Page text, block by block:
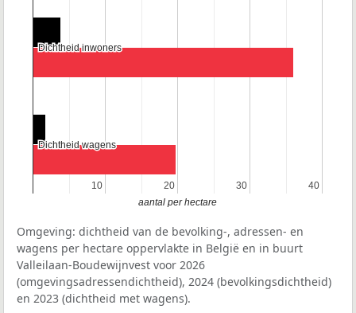
10
10 20
20 30
30 40
40
Dichtheid inwoners
Dichtheid inwoners
Dichtheid wagens
Dichtheid wagens
aantal per hectare
Omgeving: dichtheid van de bevolking-, adressen- en
wagens per hectare oppervlakte in België en in buurt
Valleilaan-Boudewijnvest voor 2026
(omgevingsadressendichtheid), 2024 (bevolkingsdichtheid)
en 2023 (dichtheid met wagens).